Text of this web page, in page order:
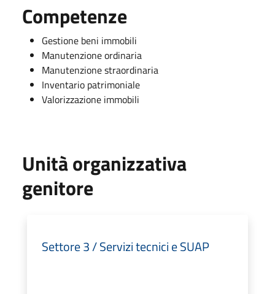
Competenze
Gestione beni immobili
Manutenzione ordinaria
Manutenzione straordinaria
Inventario patrimoniale
Valorizzazione immobili
Unità organizzativa
genitore
Settore 3 / Servizi tecnici e SUAP